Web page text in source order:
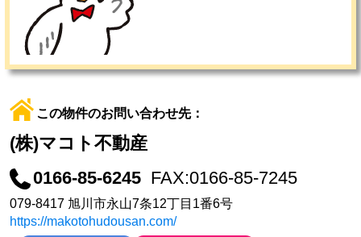
この物件のお問い合わせ先：
(株)マコト不動産
0166-85-6245 FAX:0166-85-7245
079-8417 旭川市永山7条12丁目1番6号
https://makotohudousan.com/